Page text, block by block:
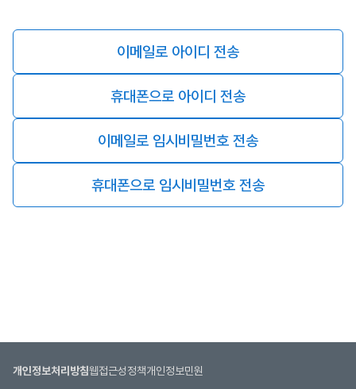
이메일로 아이디 전송
휴대폰으로 아이디 전송
이메일로 임시비밀번호 전송
휴대폰으로 임시비밀번호 전송
개인정보처리방침웹접근성정책개인정보민원